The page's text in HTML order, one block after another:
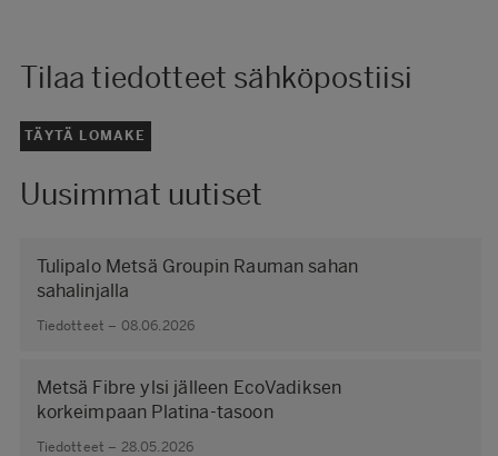
Tilaa tiedotteet sähköpostiisi
TÄYTÄ LOMAKE
Uusimmat uutiset
Tulipalo Metsä Groupin Rauman sahan
sahalinjalla
Tiedotteet – 08.06.2026
Metsä Fibre ylsi jälleen EcoVadiksen
korkeimpaan Platina-tasoon
Tiedotteet – 28.05.2026